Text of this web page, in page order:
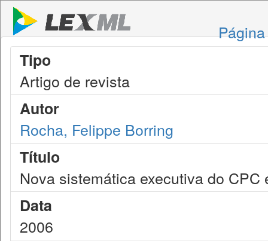
Tipo
Artigo de revista
Autor
Rocha, Felippe Borring
Título
Nova sistemática executiva do
Data
2006